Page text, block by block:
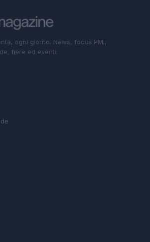
ogni giorno. News, focus PMI,
fiere ed eventi.